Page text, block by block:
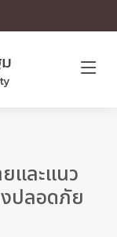
และแนว
ปลอดภัย